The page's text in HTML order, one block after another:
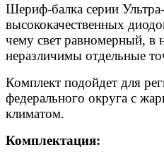
Шериф-балка серии
высококачественных
чему свет равномерный, в
неразличимы отдельные
Комплект подойдет для
федерального округа с
климатом.
Комплектация: